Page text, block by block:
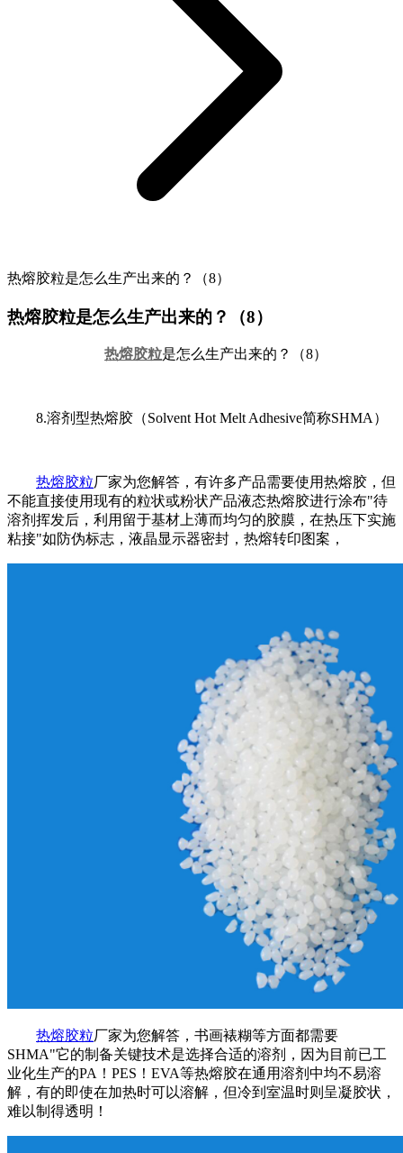
热熔胶粒是怎么生产出来的？（8）
热熔胶粒是怎么生产出来的？（8）
热熔胶粒是怎么生产出来的？（8）
8.溶剂型热熔胶（Solvent Hot Melt Adhesive简称SHMA）
热熔胶粒厂家为您解答，有许多产品需要使用热熔胶，但
不能直接使用现有的粒状或粉状产品液态热熔胶进行涂布"待
溶剂挥发后，利用留于基材上薄而均匀的胶膜，在热压下实施
粘接"如防伪标志，液晶显示器密封，热熔转印图案，
热熔胶粒厂家为您解答，书画裱糊等方面都需要
SHMA"它的制备关键技术是选择合适的溶剂，因为目前已工
业化生产的PA！PES！EVA等热熔胶在通用溶剂中均不易溶
解，有的即使在加热时可以溶解，但冷到室温时则呈凝胶状，
难以制得透明！